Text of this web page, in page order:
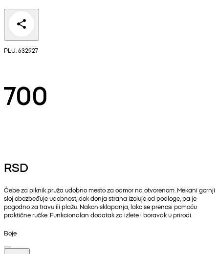
PLU: 632927
700
RSD
Ćebe za piknik pruža udobno mesto za odmor na otvorenom. Mekani gornji
sloj obezbeđuje udobnost, dok donja strana izoluje od podloge, pa je
pogodno za travu ili plažu. Nakon sklapanja, lako se prenosi pomoću
praktične ručke. Funkcionalan dodatak za izlete i boravak u prirodi.
Boje